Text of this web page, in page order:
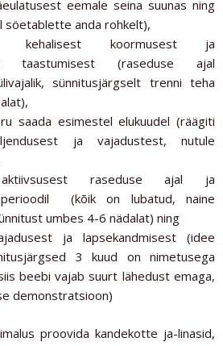
eemale seina suunas ning
söetablette anda rohkelt),
kehalisest koormusest ja
taastumisest (raseduse ajal
sünnitusjärgselt trenni teha
saada esimestel elukuudel (räägiti
ja vajadustest, nutule
aktiivsusest raseduse ajal ja
perioodil (kõik on lubatud, naine
umbes 4-6 nädalat) ning
ja lapsekandmisest (idee
3 kuud on nimetusega
beebi vajab suurt lähedust emaga,
demonstratsioon)
proovida kandekotte ja-linasid,